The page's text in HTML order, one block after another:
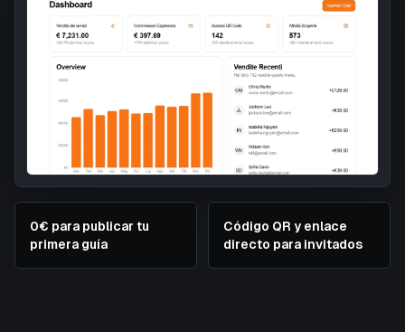
0€ para publicar tu
primera guía
Código QR y enlace
directo para invitados